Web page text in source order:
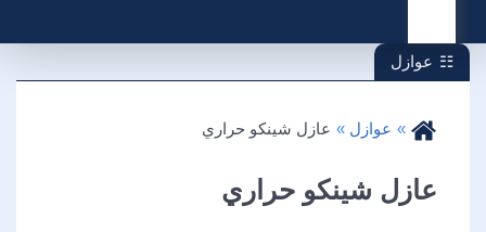
القائمة
عوازل
عوازل عازل شينكو حراري
عازل شينكو حراري